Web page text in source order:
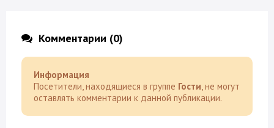
Комментарии (0)
Информация
Посетители, находящиеся в группе Гости, не могут
оставлять комментарии к данной публикации.